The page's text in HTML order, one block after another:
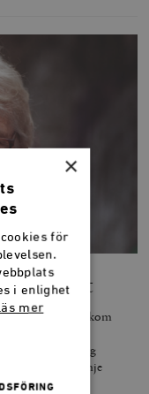
landet
bakom
är fylld av
ofta går Åberg
inte ligger i linje
×
för
i enlighet
mer